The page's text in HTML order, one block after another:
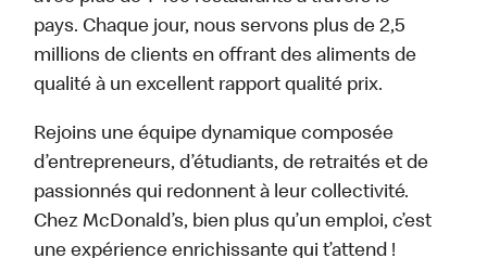
pays. Chaque jour, nous servons plus de 2,5
millions de clients en offrant des aliments de
qualité à un excellent rapport qualité prix.
Rejoins une équipe dynamique composée
d’entrepreneurs, d’étudiants, de retraités et de
passionnés qui redonnent à leur collectivité.
Chez McDonald’s, bien plus qu’un emploi, c’est
une expérience enrichissante qui t’attend !